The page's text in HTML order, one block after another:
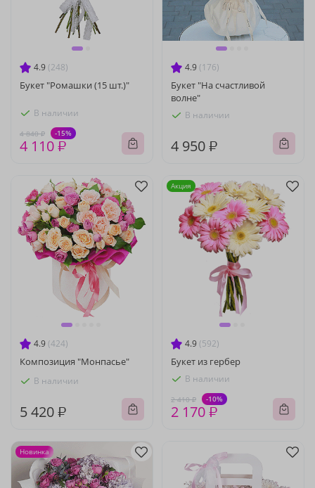
4.9 (248)
Букет "Ромашки (15 шт.)"
В наличии
4 840 ₽ -15%
4 110 ₽
4.9 (176)
Букет "На счастливой
волне"
В наличии
4 950 ₽
4.9 (424)
Композиция "Монпасье"
В наличии
5 420 ₽
4.9 (592)
Букет из гербер
В наличии
2 410 ₽ -10%
2 170 ₽
Акция
Новинка